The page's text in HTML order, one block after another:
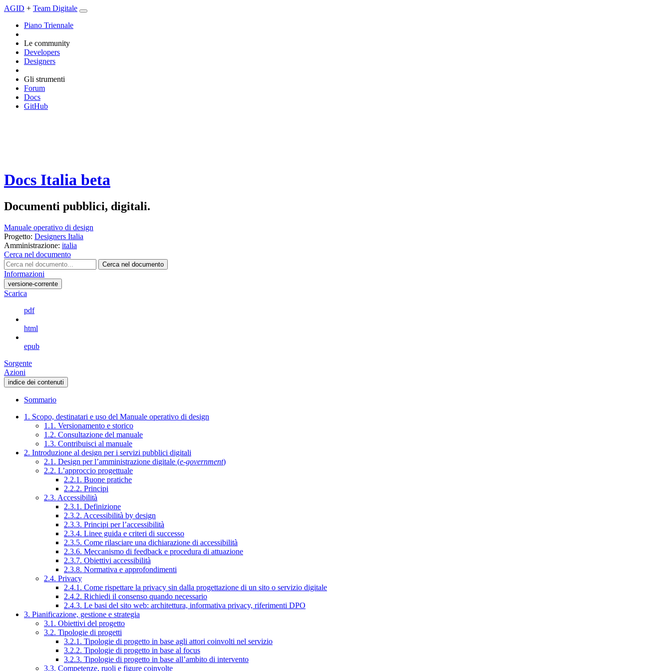
AGID + Team Digitale
Piano Triennale
Le community
Developers
Designers
Gli strumenti
Forum
Docs
GitHub
Docs Italia beta
Documenti pubblici, digitali.
Manuale operativo di design
Progetto: Designers Italia
Amministrazione: italia
Cerca nel documento
Cerca nel documento
Informazioni
versione-corrente
Scarica
pdf
html
epub
Sorgente
Azioni
indice dei contenuti
Sommario
1. Scopo, destinatari e uso del Manuale operativo di design
1.1. Versionamento e storico
1.2. Consultazione del manuale
1.3. Contribuisci al manuale
2. Introduzione al design per i servizi pubblici digitali
2.1. Design per l’amministrazione digitale (e-government)
2.2. L’approccio progettuale
2.2.1. Buone pratiche
2.2.2. Principi
2.3. Accessibilità
2.3.1. Definizione
2.3.2. Accessibilità by design
2.3.3. Principi per l’accessibilità
2.3.4. Linee guida e criteri di successo
2.3.5. Come rilasciare una dichiarazione di accessibilità
2.3.6. Meccanismo di feedback e procedura di attuazione
2.3.7. Obiettivi accessibilità
2.3.8. Normativa e approfondimenti
2.4. Privacy
2.4.1. Come rispettare la privacy sin dalla progettazione di un sito o servizio digitale
2.4.2. Richiedi il consenso quando necessario
2.4.3. Le basi del sito web: architettura, informativa privacy, riferimenti DPO
3. Pianificazione, gestione e strategia
3.1. Obiettivi del progetto
3.2. Tipologie di progetti
3.2.1. Tipologie di progetto in base agli attori coinvolti nel servizio
3.2.2. Tipologie di progetto in base al focus
3.2.3. Tipologie di progetto in base all’ambito di intervento
3.3. Competenze, ruoli e figure coinvolte